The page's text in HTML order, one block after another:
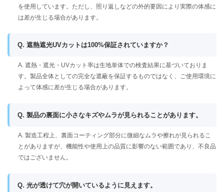
を使用しています。ただし、照り返しなどの外的要因により実際の体感に
は差が生じる場合があります。
Q. 遮熱遮光UVカットは100%保証されていますか？
A. 遮熱・遮光・UVカット率は生地単体での検査結果に基づいておりま
す。製品全体としての完全な遮蔽を保証するものではなく、ご使用環境に
よって体感に差が生じる場合があります。
Q. 製品の裏面に小さなキズやムラが見られることがあります。
A. 製造工程上、裏面コーティング部分に微細なムラや擦れが見られるこ
とがありますが、機能性や使用上の品質に影響のない範囲であり、不良品
ではございません。
Q. 光が透けて穴が開いているように見えます。